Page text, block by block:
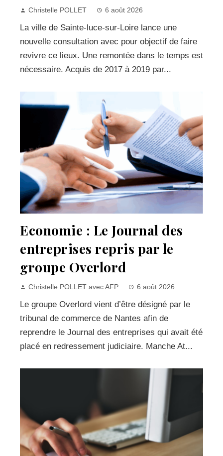
Christelle POLLET 6 août 2026
La ville de Sainte-luce-sur-Loire lance une
nouvelle consultation avec pour objectif de faire
revivre ce lieux. Une remontée dans le temps est
nécessaire. Acquis de 2017 à 2019 par...
Economie : Le Journal des
entreprises repris par le
groupe Overlord
Christelle POLLET avec AFP 6 août 2026
Le groupe Overlord vient d’être désigné par le
tribunal de commerce de Nantes afin de
reprendre le Journal des entreprises qui avait été
placé en redressement judiciaire. Manche At...